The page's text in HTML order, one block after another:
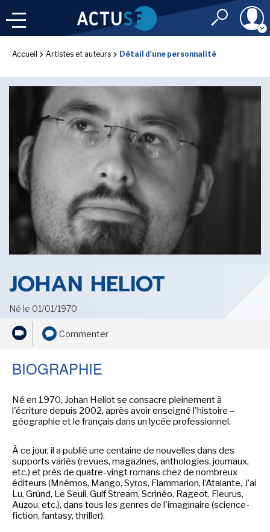
Identifiant
Mot de passe
Rester
CONNEXION
J'ai oublié mon
NOSRUBRIQUES
LES UTOPIALES 2025
IMAGINALES 2026
SENSE OF WONDER
CINÉMA ET SÉRIES
LES ACTUALITÉS DE J.R.R. TOLKIEN
Accueil Artistes et auteurs Détail d'une personnalité
JOHAN HELIOT
Né le 01/01/1970
Commenter
BIOGRAPHIE
Né en 1970, Johan Heliot se consacre pleinement à
l'écriture depuis 2002, après avoir enseigné l'histoire –
géographie et le français dans un lycée professionnel.
À ce jour, il a publié une centaine de nouvelles dans des
supports variés (revues, magazines, anthologies, journaux,
etc.) et près de quatre-vingt romans chez de nombreux
éditeurs (Mnémos, Mango, Syros, Flammarion, l’Atalante, J’ai
Lu, Gründ, Le Seuil, Gulf Stream, Scrinéo, Rageot, Fleurus,
Auzou, etc.), dans tous les genres de l'imaginaire (science-
fiction, fantasy, thriller).